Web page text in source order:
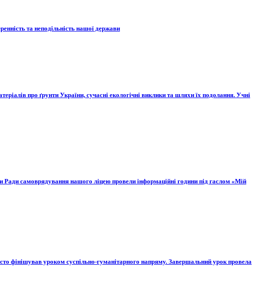
та неподільність нашої держави
про ґрунти України, сучасні екологічні виклики та шляхи їх подолання. Учні
Ради самоврядування нашого ліцею провели інформаційні години під гаслом «Мій
фінішував уроком суспільно-гуманітарного напряму. Завершальний урок провела